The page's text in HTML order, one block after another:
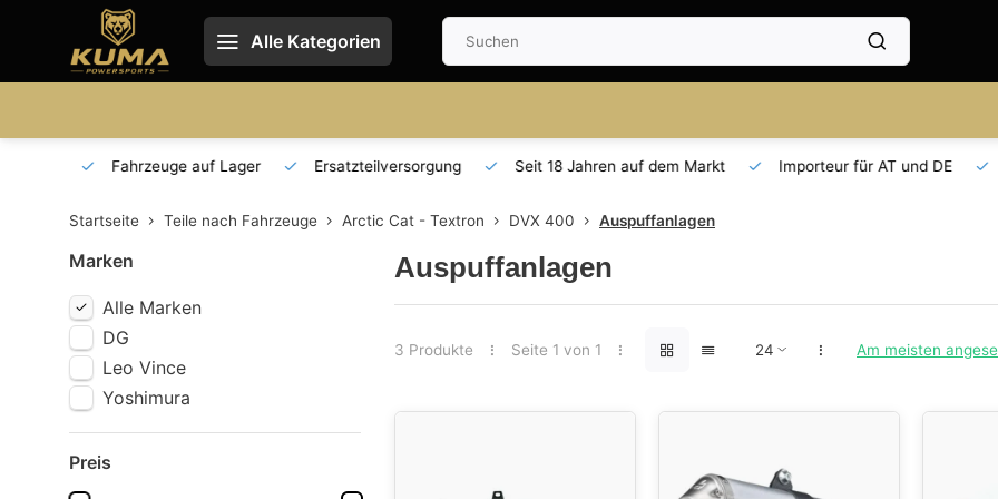
Alle Kategorien
Fahrzeuge auf Lager Ersatzteilversorgung Seit 18 Jahren auf dem Markt Importeur für AT und DE
Startseite Teile nach Fahrzeuge Arctic Cat - Textron DVX 400 Auspuffanlagen
Marken
Alle Marken
DG
Leo Vince
Yoshimura
Preis
Auspuffanlagen
3 Produkte Seite 1 von 1 Am meisten